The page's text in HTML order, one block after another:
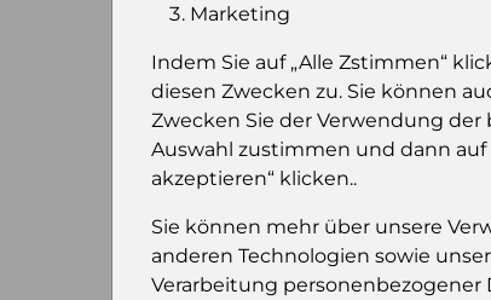
Marketing
Indem Sie auf „Alle Zstimmen“
diesen Zwecken zu. Sie können
Zwecken Sie der Verwendung
Auswahl zustimmen und dann auf
akzeptieren“ klicken..
Sie können mehr über unsere
anderen Technologien sowie
Verarbeitung personenbezogener